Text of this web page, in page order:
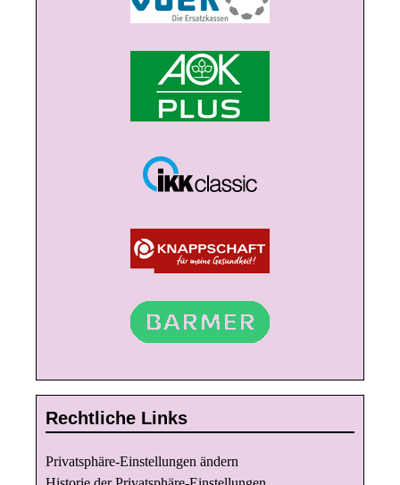
Rechtliche Links
Privatsphäre-Einstellungen ändern